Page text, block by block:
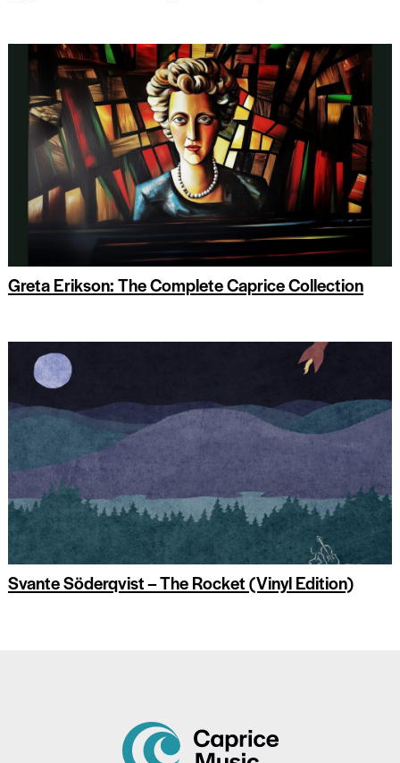
Greta Erikson: The Complete Caprice Collection
Svante Söderqvist – The Rocket (Vinyl Edition)